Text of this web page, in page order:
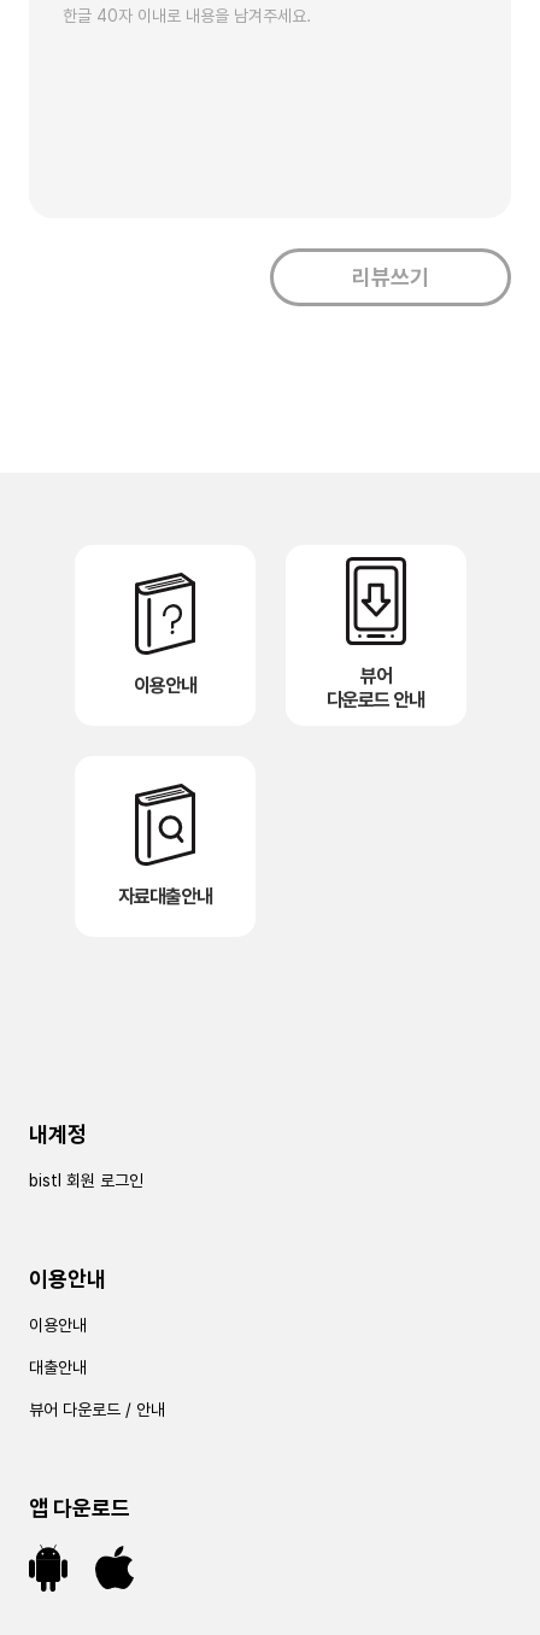
이용안내
뷰어
다운로드 안내
자료대출안내
내계정
bistl 회원 로그인
이용안내
이용안내
대출안내
뷰어 다운로드 / 안내
앱 다운로드